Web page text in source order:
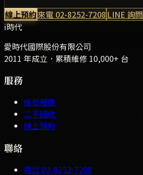
線上預約來電 02-8252-7208 LINE 詢問
i時代
愛時代國際股份有限公司
2011 年成立．累積維修 10,000+ 台
服務
維修報價
二手回收
線上預約
聯絡
電話02-8252-7208